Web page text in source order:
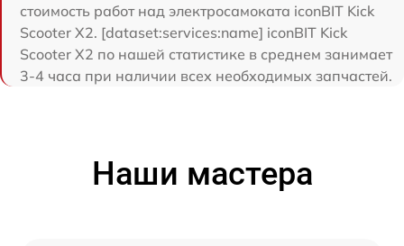
стоимость работ над электросамоката iconBIT Kick
Scooter X2. [dataset:services:name] iconBIT Kick
Scooter X2 по нашей статистике в среднем занимает
3-4 часа при наличии всех необходимых запчастей.
Наши мастера